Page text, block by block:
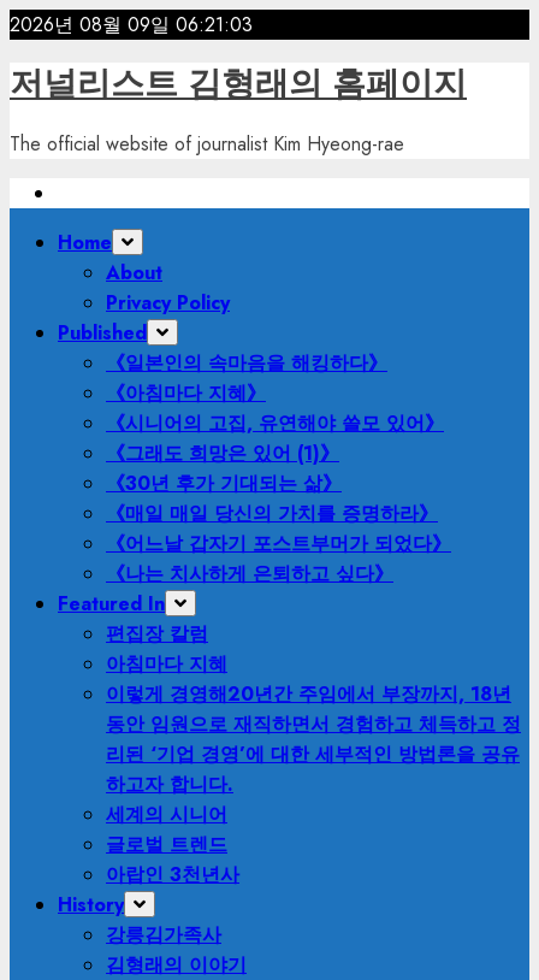
Skip
content
2026년 08월 09일 06:21:04
저널리스트 김형래의 홈페이지
The official website of journalist Kim Hyeong-rae
PrimaryHome
About
Privacy Policy
Published
《일본인의 속마음을 해킹하다》
《아침마다 지혜》
《시니어의 고집, 유연해야 쓸모 있어》
《그래도 희망은 있어 (1)》
《30년 후가 기대되는 삶》
《매일 매일 당신의 가치를 증명하라》
《어느날 갑자기 포스트부머가 되었다》
《나는 치사하게 은퇴하고 싶다》
Featured In
편집장 칼럼
아침마다 지혜
이렇게 경영해20년간 주임에서 부장까지, 18년
동안 임원으로 재직하면서 경험하고 체득하고 정
리된 ‘기업 경영’에 대한 세부적인 방법론을 공유
하고자 합니다.
세계의 시니어
글로벌 트렌드
아랍인 3천년사
History
강릉김가족사
김형래의 이야기